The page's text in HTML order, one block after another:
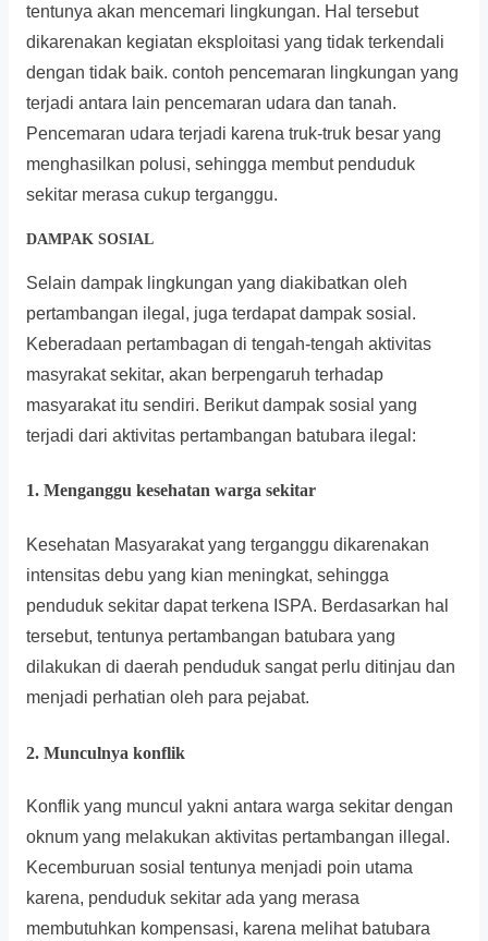
tentunya akan mencemari lingkungan. Hal tersebut
dikarenakan kegiatan eksploitasi yang tidak terkendali
dengan tidak baik. contoh pencemaran lingkungan yang
terjadi antara lain pencemaran udara dan tanah.
Pencemaran udara terjadi karena truk-truk besar yang
menghasilkan polusi, sehingga membut penduduk
sekitar merasa cukup terganggu.
DAMPAK SOSIAL
Selain dampak lingkungan yang diakibatkan oleh
pertambangan ilegal, juga terdapat dampak sosial.
Keberadaan pertambagan di tengah-tengah aktivitas
masyrakat sekitar, akan berpengaruh terhadap
masyarakat itu sendiri. Berikut dampak sosial yang
terjadi dari aktivitas pertambangan batubara ilegal:
1. Menganggu kesehatan warga sekitar
Kesehatan Masyarakat yang terganggu dikarenakan
intensitas debu yang kian meningkat, sehingga
penduduk sekitar dapat terkena ISPA. Berdasarkan hal
tersebut, tentunya pertambangan batubara yang
dilakukan di daerah penduduk sangat perlu ditinjau dan
menjadi perhatian oleh para pejabat.
2. Munculnya konflik
Konflik yang muncul yakni antara warga sekitar dengan
oknum yang melakukan aktivitas pertambangan illegal.
Kecemburuan sosial tentunya menjadi poin utama
karena, penduduk sekitar ada yang merasa
membutuhkan kompensasi, karena melihat batubara